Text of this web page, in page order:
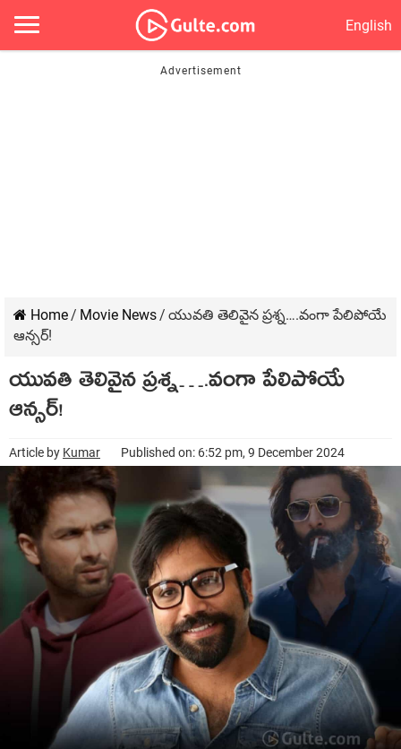
English
Home/ Movie News/ యువతి తెలివైన ప్రశ్న….వంగా పేలిపోయే
ఆన్సర్!
యువతి తెలివైన ప్రశ్న….వంగా పేలిపోయే
ఆన్సర్!
Article by Kumar Published on: 6:52 pm, 9 December 2024